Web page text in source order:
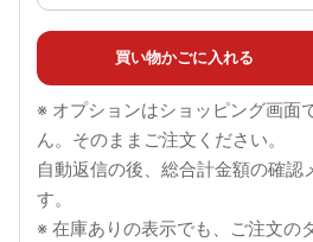
買い物かごに入れる
※ オプションはショッピング画面
ん。そのままご注文ください。
自動返信の後、総合計金額の確認
す。
※ 在庫ありの表示でも、ご注文の